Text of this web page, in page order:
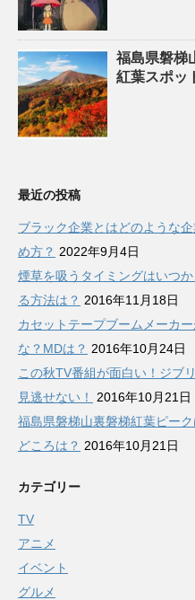
福島県磐梯
紅葉スポッ
最近の投稿
ブラック企業とはどのような
め方？ 2022年9月4日
煙草を吸うタイミングはいつ
る方法は？ 2016年11月18日
カセットテープブームメーカ
な？MDは？ 2016年10月24日
この秋TV番組が面白い！ジブ
見逃せない！
2016年10月21日
福島県磐梯山裏磐梯紅葉ピー
どころは？ 2016年10月21日
カテゴリー
TV
アニメ
イベント
グルメ